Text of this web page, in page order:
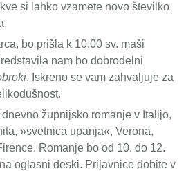
si lahko vzamete novo številko
bo prišla k 10.00 sv. maši
nam bo dobrodelni
. Iskreno se vam zahvaljuje za
župnijsko romanje v Italijo,
»svetnica upanja«, Verona,
Romanje bo od 10. do 12.
oglasni deski. Prijavnice dobite v